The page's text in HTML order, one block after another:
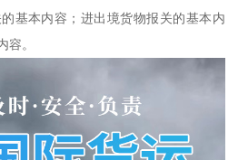
基本内容；进出境货物报关的基本内
容。